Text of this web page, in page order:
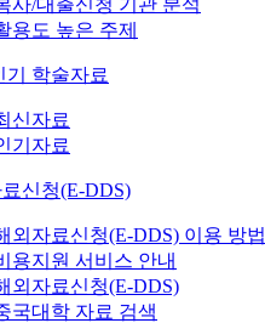
사/대출신청 기관 분석
용도 높은 주제
기 학술자료
신자료
기자료
신청(E-DDS)
외자료신청(E-DDS) 이용 방법
용지원 서비스 안내
외자료신청(E-DDS)
국대학 자료 검색